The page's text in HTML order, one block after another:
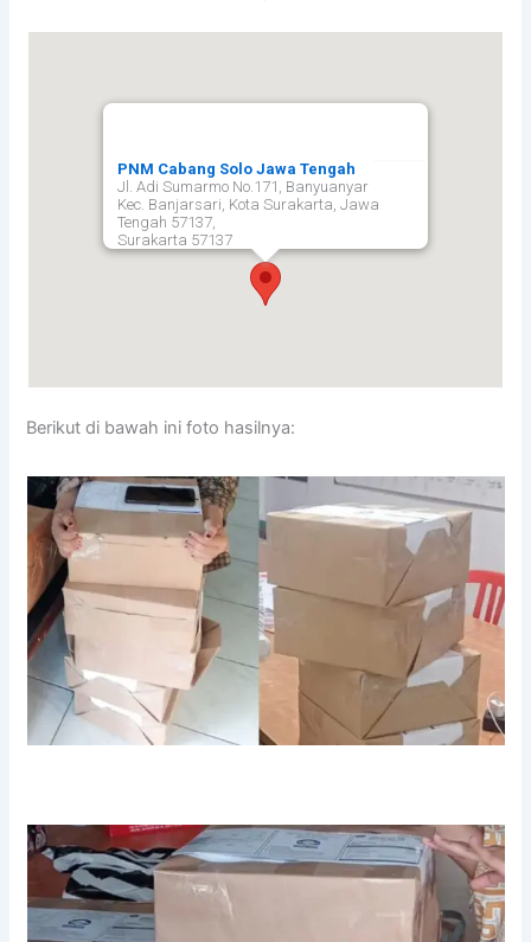
PNM Cabang Solo Jawa Tengah
Jl. Adi Sumarmo No.171, Banyuanyar
Kec. Banjarsari, Kota Surakarta, Jawa
Tengah 57137,
Surakarta 57137
Berikut di bawah ini foto hasilnya: